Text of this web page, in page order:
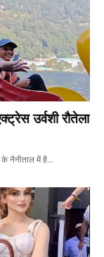
उर्वशी रौतेला
के नैनीताल में है…